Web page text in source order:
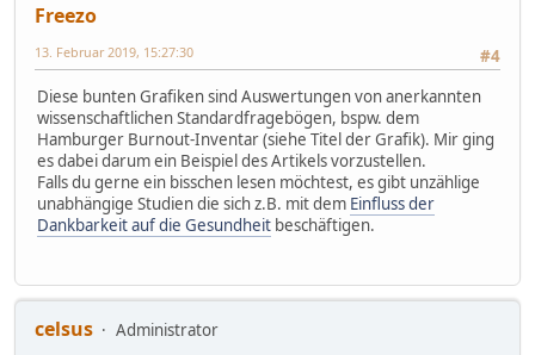
Freezo
#4
13. Februar 2019, 15:27:30
Diese bunten Grafiken sind Auswertungen von anerkannten
wissenschaftlichen Standardfragebögen, bspw. dem
Hamburger Burnout-Inventar (siehe Titel der Grafik). Mir ging
es dabei darum ein Beispiel des Artikels vorzustellen.
Falls du gerne ein bisschen lesen möchtest, es gibt unzählige
unabhängige Studien die sich z.B. mit dem Einfluss der
Dankbarkeit auf die Gesundheit beschäftigen.
celsus
Administrator